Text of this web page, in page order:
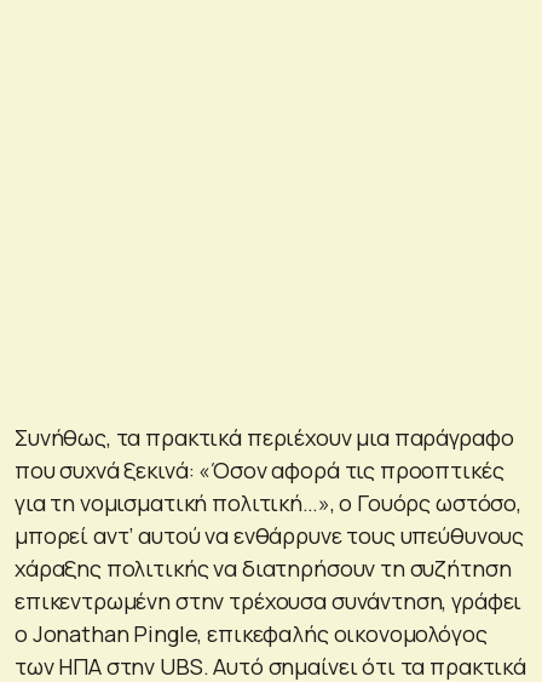
Συνήθως, τα πρακτικά περιέχουν μια παράγραφο
που συχνά ξεκινά: «Όσον αφορά τις προοπτικές
για τη νομισματική πολιτική…», ο Γουόρς ωστόσο,
μπορεί αντ’ αυτού να ενθάρρυνε τους υπεύθυνους
χάραξης πολιτικής να διατηρήσουν τη συζήτηση
επικεντρωμένη στην τρέχουσα συνάντηση, γράφει
ο Jonathan Pingle, επικεφαλής οικονομολόγος
των ΗΠΑ στην UBS. Αυτό σημαίνει ότι τα πρακτικά